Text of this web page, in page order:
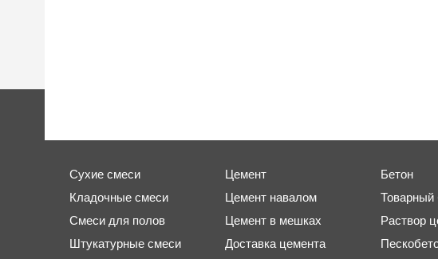
Сухие смеси
Кладочные смеси
Смеси для полов
Штукатурные смеси
Цемент
Цемент навалом
Цемент в мешках
Доставка цемента
Бетон
Товарный
Раствор